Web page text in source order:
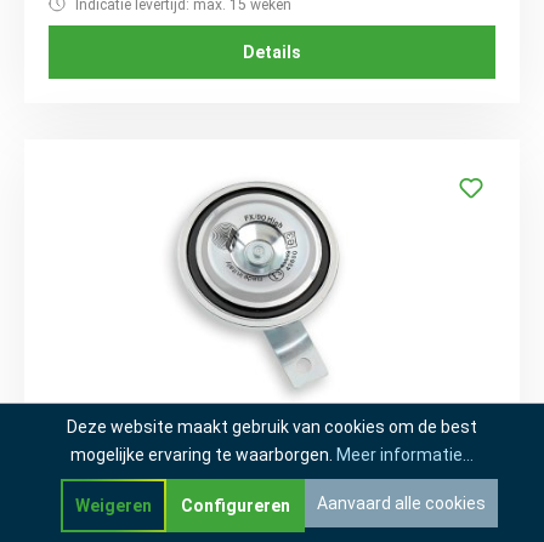
Indicatie levertijd: max. 15 weken
Details
146100-48V
Luchthoorn FX90 2T-H 48V
Indicatie levertijd: max. 15 weken
Deze website maakt gebruik van cookies om de best
mogelijke ervaring te waarborgen. Meer informatie...
Weigeren Configureren Aanvaard alle cookies